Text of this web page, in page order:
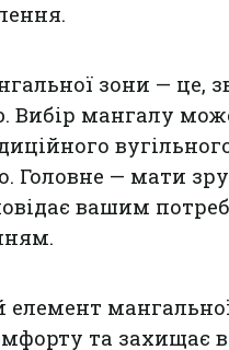
зони — це,
Вибір мангалу
Головне — мати
вашим
елемент
та захищає